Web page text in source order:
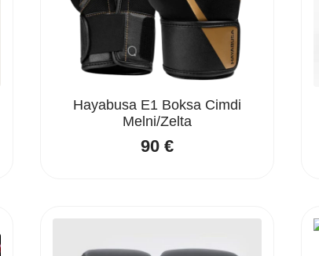
Hayabusa E1 Boksa Cimdi
Melni/Zelta
90€